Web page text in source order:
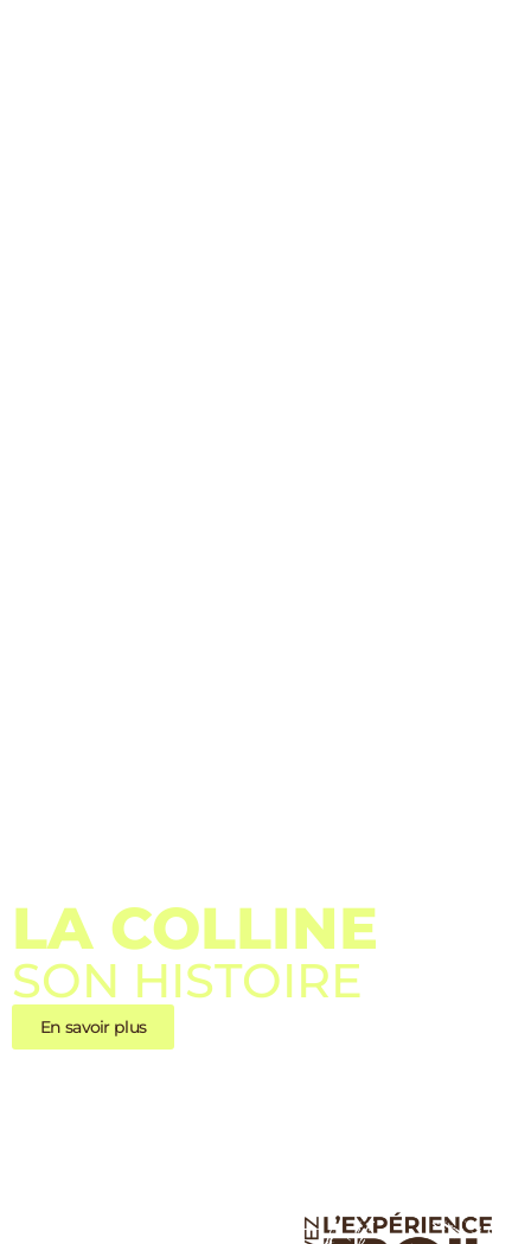
LA COLLINE
SON HISTOIRE
En savoir plus